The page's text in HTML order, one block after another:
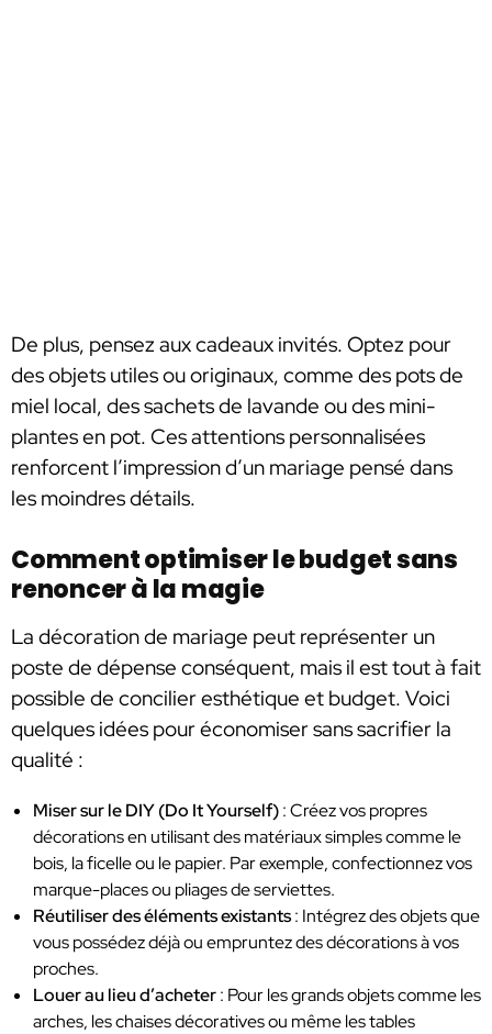
De plus, pensez aux cadeaux invités. Optez pour
des objets utiles ou originaux, comme des pots de
miel local, des sachets de lavande ou des mini-
plantes en pot. Ces attentions personnalisées
renforcent l’impression d’un mariage pensé dans
les moindres détails.
Comment optimiser le budget sans
renoncer à la magie
La décoration de mariage peut représenter un
poste de dépense conséquent, mais il est tout à fait
possible de concilier esthétique et budget. Voici
quelques idées pour économiser sans sacrifier la
qualité :
Miser sur le DIY (Do It Yourself): Créez vos propres
décorations en utilisant des matériaux simples comme le
bois, la ficelle ou le papier. Par exemple, confectionnez vos
marque-places ou pliages de serviettes.
Réutiliser des éléments existants: Intégrez des objets que
vous possédez déjà ou empruntez des décorations à vos
proches.
Louer au lieu d’acheter: Pour les grands objets comme les
arches, les chaises décoratives ou même les tables